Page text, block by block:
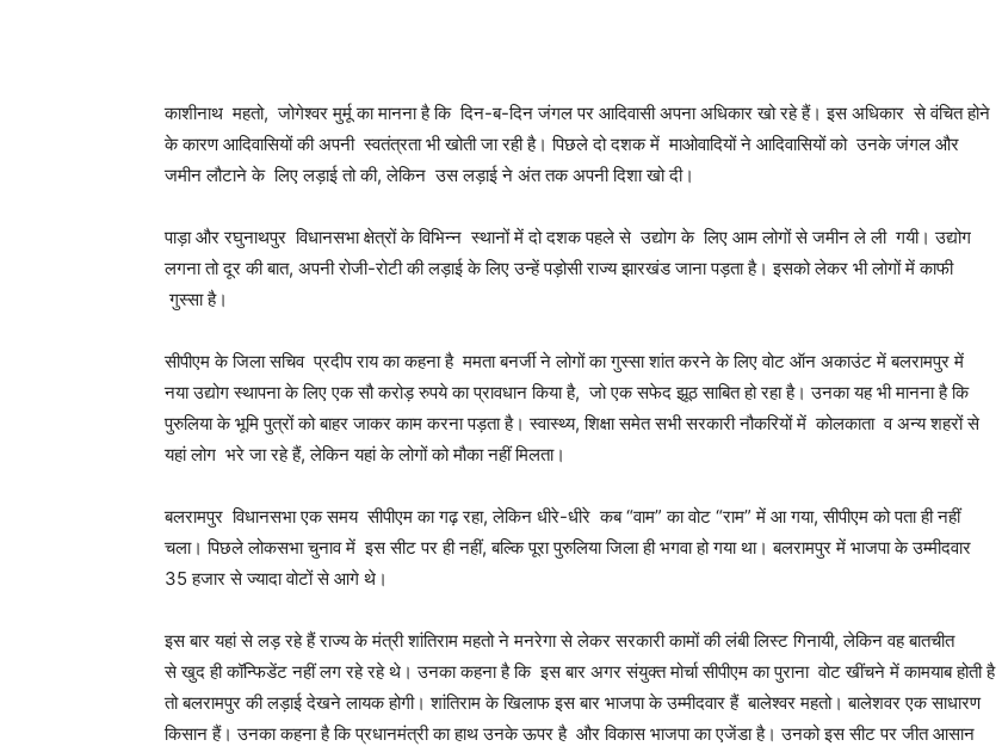
काशीनाथ महतो, जोगेश्वर मुर्मू का मानना है कि दिन-ब-दिन जंगल पर आदिवासी अपना अधिकार खो रहे हैं। इस अधिकार से वंचित होने
के कारण आदिवासियों की अपनी स्वतंत्रता भी खोती जा रही है। पिछले दो दशक में माओवादियों ने आदिवासियों को उनके जंगल और
जमीन लौटाने के लिए लड़ाई तो की, लेकिन उस लड़ाई ने अंत तक अपनी दिशा खो दी।
पाड़ा और रघुनाथपुर विधानसभा क्षेत्रों के विभिन्न स्थानों में दो दशक पहले से उद्योग के लिए आम लोगों से जमीन ले ली गयी। उद्योग
लगना तो दूर की बात, अपनी रोजी-रोटी की लड़ाई के लिए उन्हें पड़ोसी राज्य झारखंड जाना पड़ता है। इसको लेकर भी लोगों में काफी
गुस्सा है।
सीपीएम के जिला सचिव प्रदीप राय का कहना है ममता बनर्जी ने लोगों का गुस्सा शांत करने के लिए वोट ऑन अकाउंट में बलरामपुर में
नया उद्योग स्थापना के लिए एक सौ करोड़ रुपये का प्रावधान किया है, जो एक सफेद झूठ साबित हो रहा है। उनका यह भी मानना है कि
पुरुलिया के भूमि पुत्रों को बाहर जाकर काम करना पड़ता है। स्वास्थ्य, शिक्षा समेत सभी सरकारी नौकरियों में कोलकाता व अन्य शहरों से
यहां लोग भरे जा रहे हैं, लेकिन यहां के लोगों को मौका नहीं मिलता।
बलरामपुर विधानसभा एक समय सीपीएम का गढ़ रहा, लेकिन धीरे-धीरे कब “वाम” का वोट “राम” में आ गया, सीपीएम को पता ही नहीं
चला। पिछले लोकसभा चुनाव में इस सीट पर ही नहीं, बल्कि पूरा पुरुलिया जिला ही भगवा हो गया था। बलरामपुर में भाजपा के उम्मीदवार
35 हजार से ज्यादा वोटों से आगे थे।
इस बार यहां से लड़ रहे हैं राज्य के मंत्री शांतिराम महतो ने मनरेगा से लेकर सरकारी कामों की लंबी लिस्ट गिनायी, लेकिन वह बातचीत
से खुद ही कॉन्फिडेंट नहीं लग रहे रहे थे। उनका कहना है कि इस बार अगर संयुक्त मोर्चा सीपीएम का पुराना वोट खींचने में कामयाब होती है
तो बलरामपुर की लड़ाई देखने लायक होगी। शांतिराम के खिलाफ इस बार भाजपा के उम्मीदवार हैं बालेश्वर महतो। बालेशवर एक साधारण
किसान हैं। उनका कहना है कि प्रधानमंत्री का हाथ उनके ऊपर है और विकास भाजपा का एजेंडा है। उनको इस सीट पर जीत आसान